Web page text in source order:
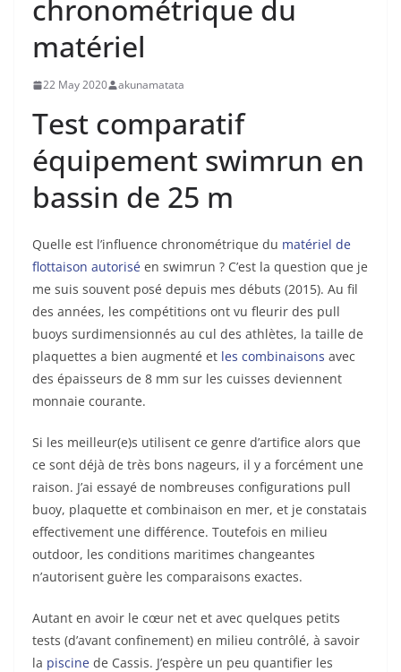
chronométrique du
matériel
22 May 2020 akunamatata
Test comparatif
équipement swimrun en
bassin de 25 m
Quelle est l’influence chronométrique du matériel de
flottaison autorisé en swimrun ? C’est la question que je
me suis souvent posé depuis mes débuts (2015). Au fil
des années, les compétitions ont vu fleurir des pull
buoys surdimensionnés au cul des athlètes, la taille de
plaquettes a bien augmenté et les combinaisons avec
des épaisseurs de 8 mm sur les cuisses deviennent
monnaie courante.
Si les meilleur(e)s utilisent ce genre d’artifice alors que
ce sont déjà de très bons nageurs, il y a forcément une
raison. J’ai essayé de nombreuses configurations pull
buoy, plaquette et combinaison en mer, et je constatais
effectivement une différence. Toutefois en milieu
outdoor, les conditions maritimes changeantes
n’autorisent guère les comparaisons exactes.
Autant en avoir le cœur net et avec quelques petits
tests (d’avant confinement) en milieu contrôlé, à savoir
la piscine de Cassis. J’espère un peu quantifier les